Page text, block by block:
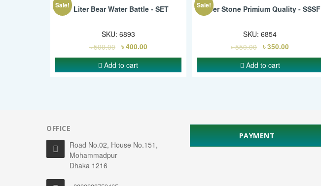
Sale!1 Liter Bear Water Battle - SET
SKU: 6893
৳500.00 ৳400.00
Add to cart
Sale!
Super Stone Primium Quality - SSSF
SKU:6854
৳550.00 ৳350.00
Add to cart
OFFICE
Road No.02, House No.151,
Mohammadpur
Dhaka 1216
PAYMENT